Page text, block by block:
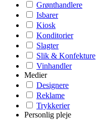
Grønthandlere
Isbarer
Kiosk
Konditorier
Slagter
Slik & Konfekture
Vinhandler
Medier
Designere
Reklame
Trykkerier
Personlig pleje